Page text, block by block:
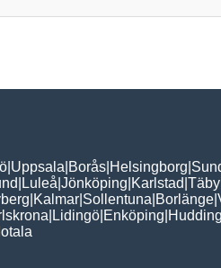
Uppsala Borås Helsingborg
Luleå Jönköping Karlstad Täby
Kalmar Sollentuna Borlänge
Lidingö Enköping